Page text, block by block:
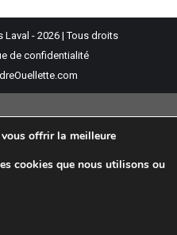
- 2026 | Tous droits
de confidentialité
offrir la meilleure
cookies que nous utilisons ou